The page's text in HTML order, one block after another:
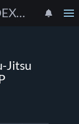
Małopolska Liga Jiu-Jitsu DEXTERS CUP
Jitsu